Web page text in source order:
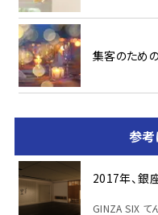
集客のため
参
2017年、銀
GINZA SIX て